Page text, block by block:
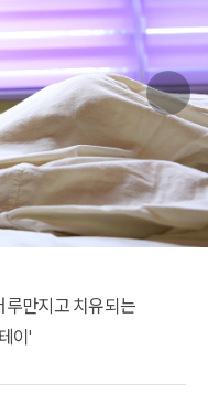
루만지고 치유되는
이'